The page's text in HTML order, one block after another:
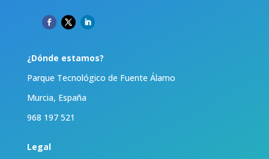
¿Dónde estamos?
Parque Tecnológico de Fuente Álamo
Murcia, España
968 197 521
Legal